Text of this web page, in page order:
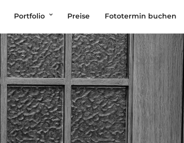
Portfolio Preise Fototermin buchen